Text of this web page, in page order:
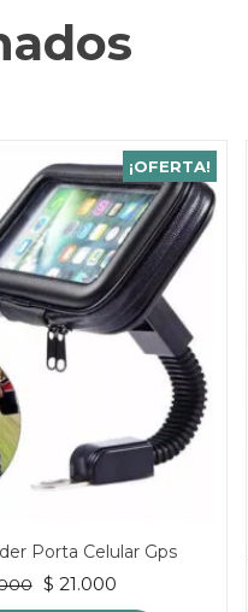
¡OFERTA!
Porta Celular Gps
El
$ 21.000El